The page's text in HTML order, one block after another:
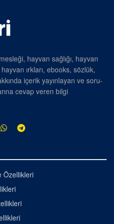
hayvan sağlığı, hayvan
ırkları, ebooks, sözlük,
içerik yayınlayan ve soru-
cevap veren bilgi
Özellikleri